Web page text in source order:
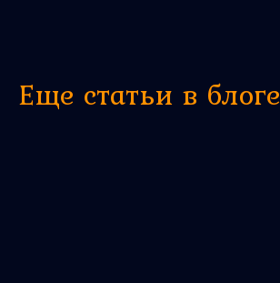
Еще статьи в блоге